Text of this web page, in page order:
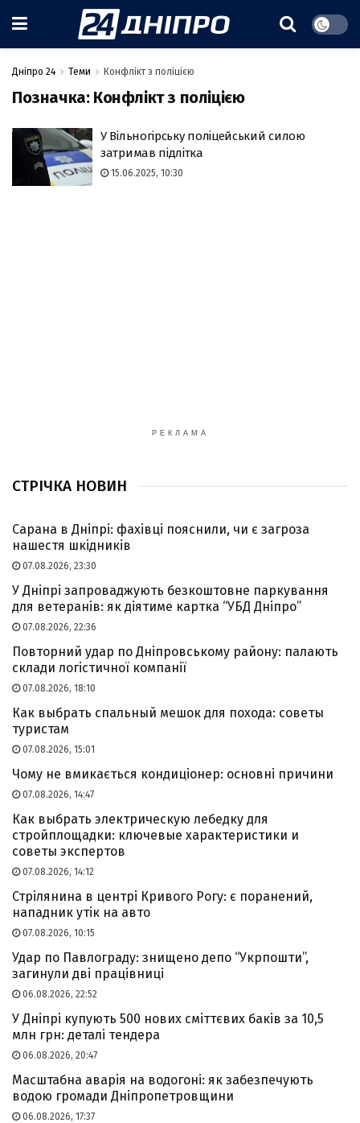
Дніпро 24 Теми Конфлікт з поліцією
Позначка: Конфлікт з поліцією
У Вільногірську поліцейський силою
затримав підлітка
15.06.2025, 10:30
РЕКЛАМА
СТРІЧКА НОВИН
Сарана в Дніпрі: фахівці пояснили, чи є загроза
нашестя шкідників
07.08.2026, 23:30
У Дніпрі запроваджують безкоштовне паркування
для ветеранів: як діятиме картка “УБД Дніпро”
07.08.2026, 22:36
Повторний удар по Дніпровському району: палають
склади логістичної компанії
07.08.2026, 18:10
Как выбрать спальный мешок для похода: советы
туристам
07.08.2026, 15:01
Чому не вмикається кондиціонер: основні причини
07.08.2026, 14:47
Как выбрать электрическую лебедку для
стройплощадки: ключевые характеристики и
советы экспертов
07.08.2026, 14:12
Стрілянина в центрі Кривого Рогу: є поранений,
нападник утік на авто
07.08.2026, 10:15
Удар по Павлограду: знищено депо “Укрпошти”,
загинули дві працівниці
06.08.2026, 22:52
У Дніпрі купують 500 нових сміттєвих баків за 10,5
млн грн: деталі тендера
06.08.2026, 20:47
Масштабна аварія на водогоні: як забезпечують
водою громади Дніпропетровщини
06.08.2026, 17:37